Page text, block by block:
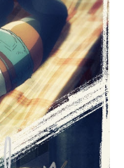
にて話数全24話キャ
幼少期）：石上静
少年期）：上村祐翔
一郎アシェラッ
ート：小野賢章ト
夫ビョルン：安元洋
ツシレイフ：上田
碧ユルヴァ：生天
浦山迅ヴィリヴァ
ゲート：竹内良太
隆之トルグリム：